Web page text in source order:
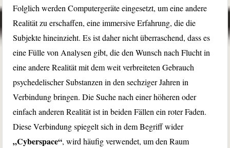
Folglich werden Computergeräte eingesetzt, um eine andere
Realität zu erschaffen, eine immersive Erfahrung, die die
Subjekte hineinzieht. Es ist daher nicht überraschend, dass es
eine Fülle von Analysen gibt, die den Wunsch nach Flucht in
eine andere Realität mit dem weit verbreiteten Gebrauch
psychedelischer Substanzen in den sechziger Jahren in
Verbindung bringen. Die Suche nach einer höheren oder
einfach anderen Realität ist in beiden Fällen ein roter Faden.
Diese Verbindung spiegelt sich in dem Begriff wider
„Cyberspace“, wird häufig verwendet, um den Raum